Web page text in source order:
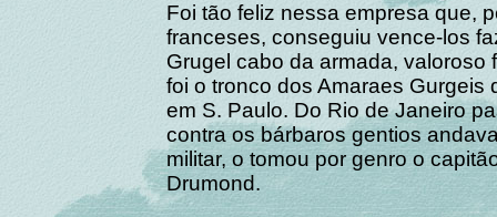
Foi tão feliz nessa empresa que,
franceses, conseguiu vence-los
Grugel cabo da armada,
foi o tronco dos Amaraes
em S. Paulo. Do Rio de Janeiro
contra os bárbaros gentios
militar, o tomou por genro o
Drumond.